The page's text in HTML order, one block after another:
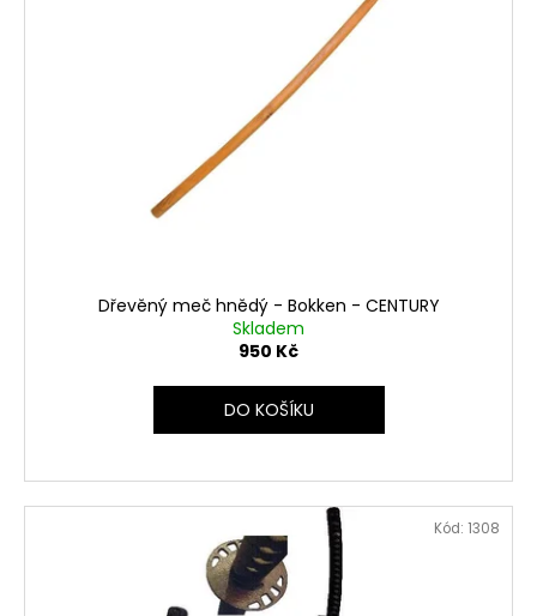
Dřevěný meč hnědý - Bokken - CENTURY
Skladem
950 Kč
DO KOŠÍKU
Kód: 1308